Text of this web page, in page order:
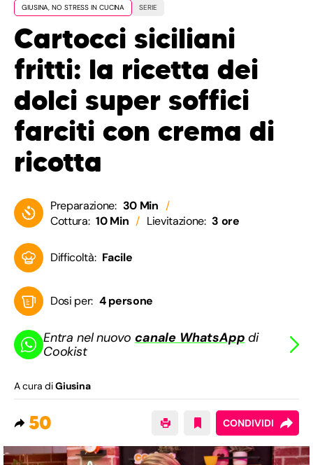
GIUSINA, NO STRESS IN CUCINA SERIE
Cartocci siciliani
fritti: la ricetta dei
dolci super soffici
farciti con crema di
ricotta
Preparazione: 30 Min
Cottura: 10 Min Lievitazione: 3 ore
Difficoltà: Facile
Dosi per: 4 persone
Entra nel nuovocanale WhatsApp di
Cookist
A cura diGiusina
50 CONDIVIDI